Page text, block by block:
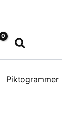
Søg
Piktogrammer